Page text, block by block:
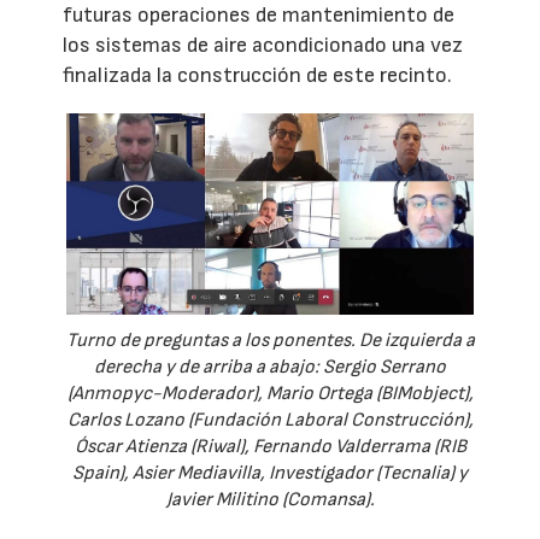
futuras operaciones de mantenimiento de
los sistemas de aire acondicionado una vez
finalizada la construcción de este recinto.
Turno de preguntas a los ponentes. De izquierda a
derecha y de arriba a abajo: Sergio Serrano
(Anmopyc-Moderador), Mario Ortega (BIMobject),
Carlos Lozano (Fundación Laboral Construcción),
Óscar Atienza (Riwal), Fernando Valderrama (RIB
Spain), Asier Mediavilla, Investigador (Tecnalia) y
Javier Militino (Comansa).